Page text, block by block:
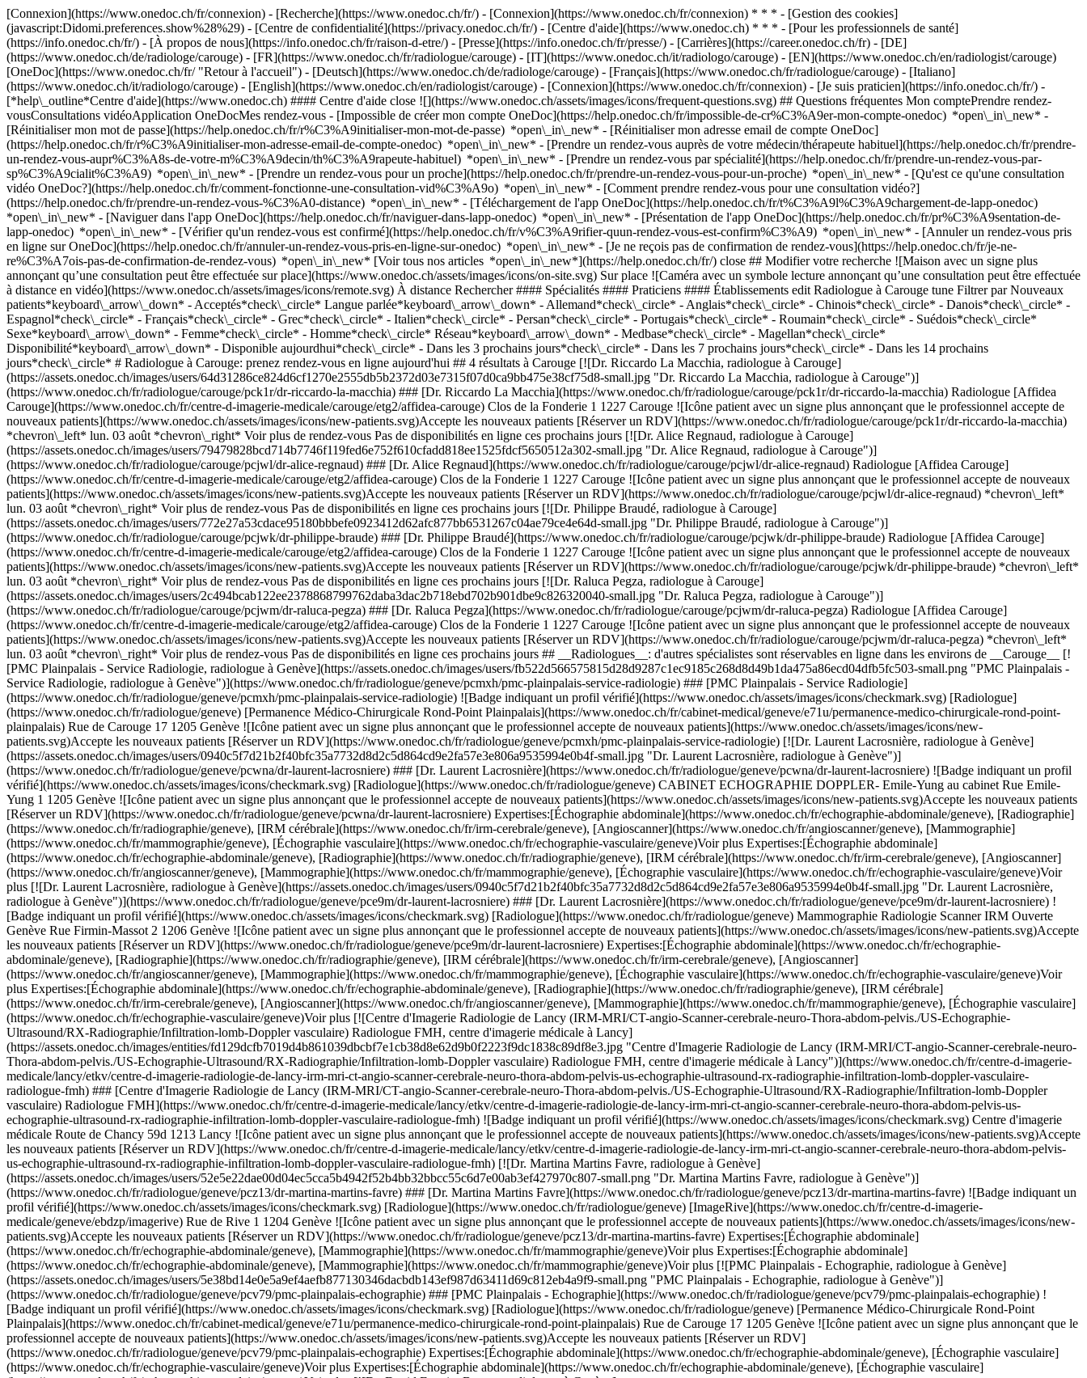
[Connexion](https://www.onedoc.ch/fr/connexion) - [Recherche](https://www.onedoc.ch/fr/) - [Connexion](https://www.onedoc.ch/fr/connexion) * * * - [Gestion des cookies]
(javascript:Didomi.preferences.show%28%29) - [Centre de confidentialité](https://privacy.onedoc.ch/fr/) - [Centre d'aide](https://www.onedoc.ch) * * * - [Pour les professionnels de santé]
(https://info.onedoc.ch/fr/) - [À propos de nous](https://info.onedoc.ch/fr/raison-d-etre/) - [Presse](https://info.onedoc.ch/fr/presse/) - [Carrières](https://career.onedoc.ch/fr) - [DE]
(https://www.onedoc.ch/de/radiologe/carouge) - [FR](https://www.onedoc.ch/fr/radiologue/carouge) - [IT](https://www.onedoc.ch/it/radiologo/carouge) - [EN](https://www.onedoc.ch/en/radiologist/carouge)
[OneDoc](https://www.onedoc.ch/fr/ "Retour à l'accueil") - [Deutsch](https://www.onedoc.ch/de/radiologe/carouge) - [Français](https://www.onedoc.ch/fr/radiologue/carouge) - [Italiano]
(https://www.onedoc.ch/it/radiologo/carouge) - [English](https://www.onedoc.ch/en/radiologist/carouge) - [Connexion](https://www.onedoc.ch/fr/connexion) - [Je suis praticien](https://info.onedoc.ch/fr/) -
[*help\_outline*Centre d'aide](https://www.onedoc.ch) #### Centre d'aide close ![](https://www.onedoc.ch/assets/images/icons/frequent-questions.svg) ## Questions fréquentes Mon comptePrendre rendez-
vousConsultations vidéoApplication OneDocMes rendez-vous - [Impossible de créer mon compte OneDoc](https://help.onedoc.ch/fr/impossible-de-cr%C3%A9er-mon-compte-onedoc) *open\_in\_new* -
[Réinitialiser mon mot de passe](https://help.onedoc.ch/fr/r%C3%A9initialiser-mon-mot-de-passe) *open\_in\_new* - [Réinitialiser mon adresse email de compte OneDoc]
(https://help.onedoc.ch/fr/r%C3%A9initialiser-mon-adresse-email-de-compte-onedoc) *open\_in\_new* - [Prendre un rendez-vous auprès de votre médecin/thérapeute habituel](https://help.onedoc.ch/fr/prendre-
un-rendez-vous-aupr%C3%A8s-de-votre-m%C3%A9decin/th%C3%A9rapeute-habituel) *open\_in\_new* - [Prendre un rendez-vous par spécialité](https://help.onedoc.ch/fr/prendre-un-rendez-vous-par-
sp%C3%A9cialit%C3%A9) *open\_in\_new* - [Prendre un rendez-vous pour un proche](https://help.onedoc.ch/fr/prendre-un-rendez-vous-pour-un-proche) *open\_in\_new* - [Qu'est ce qu'une consultation
vidéo OneDoc?](https://help.onedoc.ch/fr/comment-fonctionne-une-consultation-vid%C3%A9o) *open\_in\_new* - [Comment prendre rendez-vous pour une consultation vidéo?]
(https://help.onedoc.ch/fr/prendre-un-rendez-vous-%C3%A0-distance) *open\_in\_new* - [Téléchargement de l'app OneDoc](https://help.onedoc.ch/fr/t%C3%A9l%C3%A9chargement-de-lapp-onedoc)
*open\_in\_new* - [Naviguer dans l'app OneDoc](https://help.onedoc.ch/fr/naviguer-dans-lapp-onedoc) *open\_in\_new* - [Présentation de l'app OneDoc](https://help.onedoc.ch/fr/pr%C3%A9sentation-de-
lapp-onedoc) *open\_in\_new* - [Vérifier qu'un rendez-vous est confirmé](https://help.onedoc.ch/fr/v%C3%A9rifier-quun-rendez-vous-est-confirm%C3%A9) *open\_in\_new* - [Annuler un rendez-vous pris en ligne sur OneDoc](https://help.onedoc.ch/fr/annuler-un-rendez-vous-pris-en-ligne-sur-onedoc) *open\_in\_new* - [Je ne reçois pas de confirmation de rendez-vous](https://help.onedoc.ch/fr/je-ne-re%C3%A7ois-pas-de-confirmation-de-rendez-vous) *open\_in\_new* [Voir tous nos articles *open\_in\_new*](https://help.onedoc.ch/fr/) close ## Modifier votre recherche ![Maison avec un signe plus annonçant qu’une consultation peut être effectuée sur place](https://www.onedoc.ch/assets/images/icons/on-site.svg) Sur place ![Caméra avec un symbole lecture annonçant qu’une consultation peut être effectuée à distance en vidéo](https://www.onedoc.ch/assets/images/icons/remote.svg) À distance Rechercher #### Spécialités #### Praticiens #### Établissements edit Radiologue à Carouge tune Filtrer par Nouveaux patients*keyboard\_arrow\_down* - Acceptés*check\_circle* Langue parlée*keyboard\_arrow\_down* - Allemand*check\_circle* - Anglais*check\_circle* - Chinois*check\_circle* - Danois*check\_circle* - Espagnol*check\_circle* - Français*check\_circle* - Grec*check\_circle* - Italien*check\_circle* - Persan*check\_circle* - Portugais*check\_circle* - Roumain*check\_circle* - Suédois*check\_circle* Sexe*keyboard\_arrow\_down* - Femme*check\_circle* - Homme*check\_circle* Réseau*keyboard\_arrow\_down* - Medbase*check\_circle* - Magellan*check\_circle* Disponibilité*keyboard\_arrow\_down* - Disponible aujourdhui*check\_circle* - Dans les 3 prochains jours*check\_circle* - Dans les 7 prochains jours*check\_circle* - Dans les 14 prochains jours*check\_circle* # Radiologue à Carouge: prenez rendez-vous en ligne aujourd'hui ## 4 résultats à Carouge [![Dr. Riccardo La Macchia, radiologue à Carouge](https://assets.onedoc.ch/images/users/64d31286ce824d6cf1270e2555db5b2372d03e7315f07d0ca9bb475e38cf75d8-small.jpg "Dr. Riccardo La Macchia, radiologue à Carouge")](https://www.onedoc.ch/fr/radiologue/carouge/pck1r/dr-riccardo-la-macchia) ### [Dr. Riccardo La Macchia](https://www.onedoc.ch/fr/radiologue/carouge/pck1r/dr-riccardo-la-macchia) Radiologue [Affidea Carouge](https://www.onedoc.ch/fr/centre-d-imagerie-medicale/carouge/etg2/affidea-carouge) Clos de la Fonderie 1 1227 Carouge ![Icône patient avec un signe plus annonçant que le professionnel accepte de nouveaux patients](https://www.onedoc.ch/assets/images/icons/new-patients.svg)Accepte les nouveaux patients [Réserver un RDV](https://www.onedoc.ch/fr/radiologue/carouge/pck1r/dr-riccardo-la-macchia) *chevron\_left* lun. 03 août *chevron\_right* Voir plus de rendez-vous Pas de disponibilités en ligne ces prochains jours [![Dr. Alice Regnaud, radiologue à Carouge](https://assets.onedoc.ch/images/users/79479828bcd714b7746f119fed6e752f610cfadd818ee1525fdcf5650512a302-small.jpg "Dr. Alice Regnaud, radiologue à Carouge")](https://www.onedoc.ch/fr/radiologue/carouge/pcjwl/dr-alice-regnaud) ### [Dr. Alice Regnaud](https://www.onedoc.ch/fr/radiologue/carouge/pcjwl/dr-alice-regnaud) Radiologue [Affidea Carouge](https://www.onedoc.ch/fr/centre-d-imagerie-medicale/carouge/etg2/affidea-carouge) Clos de la Fonderie 1 1227 Carouge ![Icône patient avec un signe plus annonçant que le professionnel accepte de nouveaux patients](https://www.onedoc.ch/assets/images/icons/new-patients.svg)Accepte les nouveaux patients [Réserver un RDV](https://www.onedoc.ch/fr/radiologue/carouge/pcjwl/dr-alice-regnaud) *chevron\_left* lun. 03 août *chevron\_right* Voir plus de rendez-vous Pas de disponibilités en ligne ces prochains jours [![Dr. Philippe Braudé, radiologue à Carouge](https://assets.onedoc.ch/images/users/772e27a53cdace95180bbbefe0923412d62afc877bb6531267c04ae79ce4e64d-small.jpg "Dr. Philippe Braudé, radiologue à Carouge")](https://www.onedoc.ch/fr/radiologue/carouge/pcjwk/dr-philippe-braude) ### [Dr. Philippe Braudé](https://www.onedoc.ch/fr/radiologue/carouge/pcjwk/dr-philippe-braude) Radiologue [Affidea Carouge](https://www.onedoc.ch/fr/centre-d-imagerie-medicale/carouge/etg2/affidea-carouge) Clos de la Fonderie 1 1227 Carouge ![Icône patient avec un signe plus annonçant que le professionnel accepte de nouveaux patients](https://www.onedoc.ch/assets/images/icons/new-patients.svg)Accepte les nouveaux patients [Réserver un RDV](https://www.onedoc.ch/fr/radiologue/carouge/pcjwk/dr-philippe-braude) *chevron\_left* lun. 03 août *chevron\_right* Voir plus de rendez-vous Pas de disponibilités en ligne ces prochains jours [![Dr. Raluca Pegza, radiologue à Carouge](https://assets.onedoc.ch/images/users/2c494bcab122ee2378868799762daba3dac2b718ebd702b901dbe9c826320040-small.jpg "Dr. Raluca Pegza, radiologue à Carouge")](https://www.onedoc.ch/fr/radiologue/carouge/pcjwm/dr-raluca-pegza) ### [Dr. Raluca Pegza](https://www.onedoc.ch/fr/radiologue/carouge/pcjwm/dr-raluca-pegza) Radiologue [Affidea Carouge](https://www.onedoc.ch/fr/centre-d-imagerie-medicale/carouge/etg2/affidea-carouge) Clos de la Fonderie 1 1227 Carouge ![Icône patient avec un signe plus annonçant que le professionnel accepte de nouveaux patients](https://www.onedoc.ch/assets/images/icons/new-patients.svg)Accepte les nouveaux patients [Réserver un RDV](https://www.onedoc.ch/fr/radiologue/carouge/pcjwm/dr-raluca-pegza) *chevron\_left* lun. 03 août *chevron\_right* Voir plus de rendez-vous Pas de disponibilités en ligne ces prochains jours ## __Radiologues__: d'autres spécialistes sont réservables en ligne dans les environs de __Carouge__ [![PMC Plainpalais - Service Radiologie, radiologue à Genève](https://assets.onedoc.ch/images/users/fb522d566575815d28d9287c1ec9185c268d8d49b1da475a86ecd04dfb5fc503-small.png "PMC Plainpalais - Service Radiologie, radiologue à Genève")](https://www.onedoc.ch/fr/radiologue/geneve/pcmxh/pmc-plainpalais-service-radiologie) ### [PMC Plainpalais - Service Radiologie](https://www.onedoc.ch/fr/radiologue/geneve/pcmxh/pmc-plainpalais-service-radiologie) ![Badge indiquant un profil vérifié](https://www.onedoc.ch/assets/images/icons/checkmark.svg) [Radiologue](https://www.onedoc.ch/fr/radiologue/geneve) [Permanence Médico-Chirurgicale Rond-Point Plainpalais](https://www.onedoc.ch/fr/cabinet-medical/geneve/e71u/permanence-medico-chirurgicale-rond-point-plainpalais) Rue de Carouge 17 1205 Genève ![Icône patient avec un signe plus annonçant que le professionnel accepte de nouveaux patients](https://www.onedoc.ch/assets/images/icons/new-patients.svg)Accepte les nouveaux patients [Réserver un RDV](https://www.onedoc.ch/fr/radiologue/geneve/pcmxh/pmc-plainpalais-service-radiologie) [![Dr. Laurent Lacrosnière, radiologue à Genève](https://assets.onedoc.ch/images/users/0940c5f7d21b2f40bfc35a7732d8d2c5d864cd9e2fa57e3e806a9535994e0b4f-small.jpg "Dr. Laurent Lacrosnière, radiologue à Genève")](https://www.onedoc.ch/fr/radiologue/geneve/pcwna/dr-laurent-lacrosniere) ### [Dr. Laurent Lacrosnière](https://www.onedoc.ch/fr/radiologue/geneve/pcwna/dr-laurent-lacrosniere) ![Badge indiquant un profil vérifié](https://www.onedoc.ch/assets/images/icons/checkmark.svg) [Radiologue](https://www.onedoc.ch/fr/radiologue/geneve) CABINET ECHOGRAPHIE DOPPLER- Emile-Yung au cabinet Rue Emile-Yung 1 1205 Genève ![Icône patient avec un signe plus annonçant que le professionnel accepte de nouveaux patients](https://www.onedoc.ch/assets/images/icons/new-patients.svg)Accepte les nouveaux patients [Réserver un RDV](https://www.onedoc.ch/fr/radiologue/geneve/pcwna/dr-laurent-lacrosniere) Expertises:[Échographie abdominale](https://www.onedoc.ch/fr/echographie-abdominale/geneve), [Radiographie](https://www.onedoc.ch/fr/radiographie/geneve), [IRM cérébrale](https://www.onedoc.ch/fr/irm-cerebrale/geneve), [Angioscanner](https://www.onedoc.ch/fr/angioscanner/geneve), [Mammographie](https://www.onedoc.ch/fr/mammographie/geneve), [Échographie vasculaire](https://www.onedoc.ch/fr/echographie-vasculaire/geneve)Voir plus Expertises:[Échographie abdominale](https://www.onedoc.ch/fr/echographie-abdominale/geneve), [Radiographie](https://www.onedoc.ch/fr/radiographie/geneve), [IRM cérébrale](https://www.onedoc.ch/fr/irm-cerebrale/geneve), [Angioscanner](https://www.onedoc.ch/fr/angioscanner/geneve), [Mammographie](https://www.onedoc.ch/fr/mammographie/geneve), [Échographie vasculaire](https://www.onedoc.ch/fr/echographie-vasculaire/geneve)Voir plus [![Dr. Laurent Lacrosnière, radiologue à Genève](https://assets.onedoc.ch/images/users/0940c5f7d21b2f40bfc35a7732d8d2c5d864cd9e2fa57e3e806a9535994e0b4f-small.jpg "Dr. Laurent Lacrosnière, radiologue à Genève")](https://www.onedoc.ch/fr/radiologue/geneve/pce9m/dr-laurent-lacrosniere) ### [Dr. Laurent Lacrosnière](https://www.onedoc.ch/fr/radiologue/geneve/pce9m/dr-laurent-lacrosniere) ![Badge indiquant un profil vérifié](https://www.onedoc.ch/assets/images/icons/checkmark.svg) [Radiologue](https://www.onedoc.ch/fr/radiologue/geneve) Mammographie Radiologie Scanner IRM Ouverte Genève Rue Firmin-Massot 2 1206 Genève ![Icône patient avec un signe plus annonçant que le professionnel accepte de nouveaux patients](https://www.onedoc.ch/assets/images/icons/new-patients.svg)Accepte les nouveaux patients [Réserver un RDV](https://www.onedoc.ch/fr/radiologue/geneve/pce9m/dr-laurent-lacrosniere) Expertises:[Échographie abdominale](https://www.onedoc.ch/fr/echographie-abdominale/geneve), [Radiographie](https://www.onedoc.ch/fr/radiographie/geneve), [IRM cérébrale](https://www.onedoc.ch/fr/irm-cerebrale/geneve), [Angioscanner](https://www.onedoc.ch/fr/angioscanner/geneve), [Mammographie](https://www.onedoc.ch/fr/mammographie/geneve), [Échographie vasculaire](https://www.onedoc.ch/fr/echographie-vasculaire/geneve)Voir plus Expertises:[Échographie abdominale](https://www.onedoc.ch/fr/echographie-abdominale/geneve), [Radiographie](https://www.onedoc.ch/fr/radiogr